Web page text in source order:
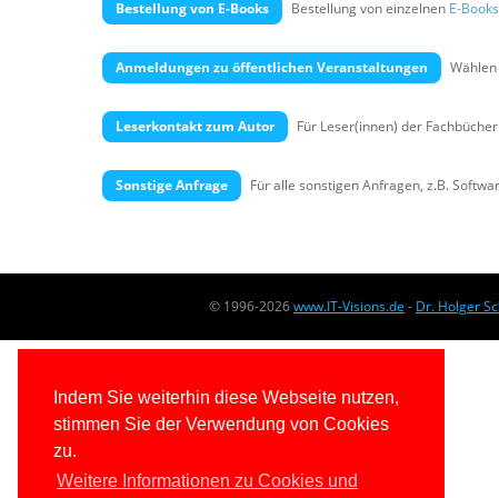
Indem Sie weiterhin diese Webseite nutzen,
stimmen Sie der Verwendung von Cookies
zu.
Weitere Informationen zu Cookies und
Bestellung von E-Books Bestellung von einzelnen E-Books
Anmeldungen zu öffentlichen Veranstaltungen
Leserkontakt zum Autor Für Leser(innen) der
Sonstige Anfrage Für alle sonstigen Anfragen, z.B.
© 1996-2026www.IT-Visions.de - Dr. Holger